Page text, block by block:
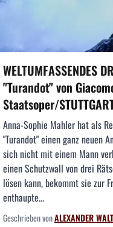
WELTUMFASSENDES
"Turandot" von
Staatsoper/
Anna-Sophie Mahler hat als
"Turandot" einen ganz neuen
sich nicht mit einem Mann
einen Schutzwall von drei
lösen kann, bekommt sie zur
enthaupte...
Geschrieben vonALEXANDER